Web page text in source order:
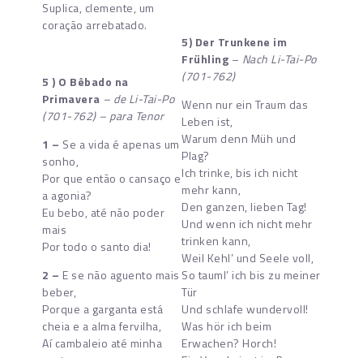
Suplica, clemente, um
coração arrebatado.
5 ) O Bêbado na
Primavera – deLi-Tai-Po
(701-762)– para Tenor
1 – Se a vida é apenas um
sonho,
Por que então o cansaço e
a agonia?
Eu bebo, até não poder
mais
Por todo o santo dia!
2 – E se não aguento mais
beber,
Porque a garganta está
cheia e a alma fervilha,
Aí cambaleio até minha
5) Der Trunkene im
Frühling – Nach Li-Tai-Po
(701-762)
Wenn nur ein Traum das
Leben ist,
Warum denn Müh und
Plag?
Ich trinke, bis ich nicht
mehr kann,
Den ganzen, lieben Tag!
Und wenn ich nicht mehr
trinken kann,
Weil Kehl’ und Seele voll,
So tauml’ ich bis zu meiner
Tür
Und schlafe wundervoll!
Was hör ich beim
Erwachen? Horch!